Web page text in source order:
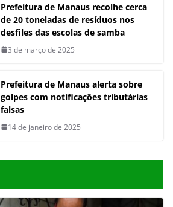
Prefeitura de Manaus recolhe cerca
de 20 toneladas de resíduos nos
desfiles das escolas de samba
3 de março de 2025
Prefeitura de Manaus alerta sobre
golpes com notificações tributárias
falsas
14 de janeiro de 2025